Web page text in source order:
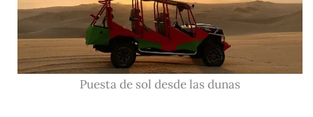
Puesta de sol desde las dunas